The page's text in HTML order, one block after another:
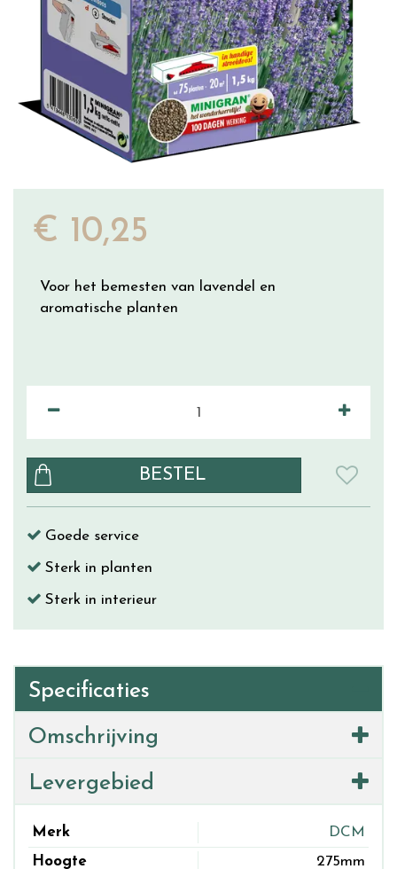
€ 10,25
Voor het bemesten van lavendel en
aromatische planten
Goede service
Sterk in planten
Sterk in interieur
Specificaties
Omschrijving
Levergebied
Merk
DCM
Hoogte
275mm